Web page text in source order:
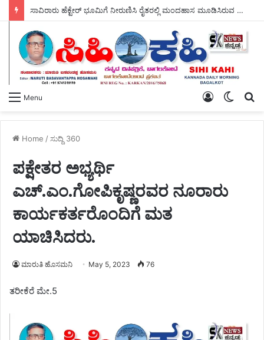
ಸಾವಿರಾರು ಹೆಕ್ಟೇರ್ ಭೂಮಿಗೆ ನೀರುಣಿಸಿ ರೈತರಲ್ಲಿ ಮಂದಹಾಸ ಮೂಡಿಸಿರುವ ಶಾಸಕ ಡಾ, ಎನ್.ಟಿ ಶ್ರೀನಿವಾಸ್ ರವರು, ಬರದ ನಾಡಿಗೆ ಗಂಗೆಯ ಕರೆತಂದು ಭಗೀರಥರಾಗಿದ್ದಾರೆ – ಎಂದು ರೈತರ ಹರ್ಷೋದ್ಗಾರ ಮುಗಿಲು ಮುಟ್ಟಿತು.
Menu
Switch
Log
Home /ಸುದ್ದಿ 360
ಪಕ್ಷೇತರ ಅಭ್ಯರ್ಥಿ
ಎಚ್.ಎಂ.ಗೋಪಿಕೃಷ್ಣರವರ ನೂರಾರು
ಕಾರ್ಯಕರ್ತರೊಂದಿಗೆ ಮತ
ಯಾಚಿಸಿದರು.
ಮಾರುತಿ ಹೊಸಮನಿ May 5, 2023 76
ತರೀಕೆರೆ ಮೇ.5